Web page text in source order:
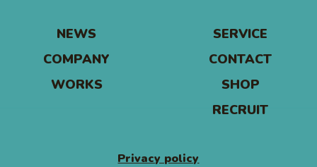
NEWS
COMPANY
WORKS
SERVICE
CONTACT
SHOP
RECRUIT
Privacy policy